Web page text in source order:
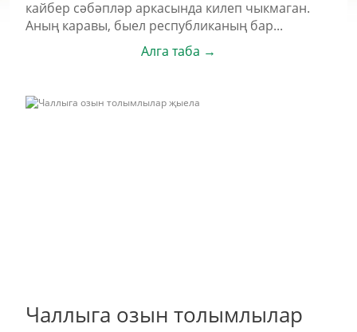
кайбер сәбәпләр аркасында килеп чыкмаган.
Аның каравы, быел республиканың бар...
Алга таба →
Чаллыга озын толымлылар